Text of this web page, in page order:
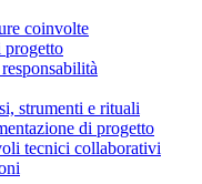
coinvolte
progetto
strumenti e rituali
di progetto
tecnici collaborativi